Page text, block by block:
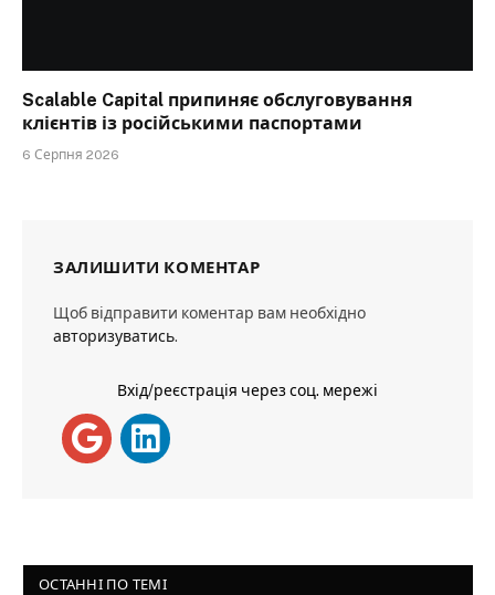
Scalable Capital припиняє обслуговування
клієнтів із російськими паспортами
6 Серпня 2026
ЗАЛИШИТИ КОМЕНТАР
Щоб відправити коментар вам необхідно
авторизуватись.
Вхід/реєстрація через соц. мережі
ОСТАННІ ПО ТЕМІ